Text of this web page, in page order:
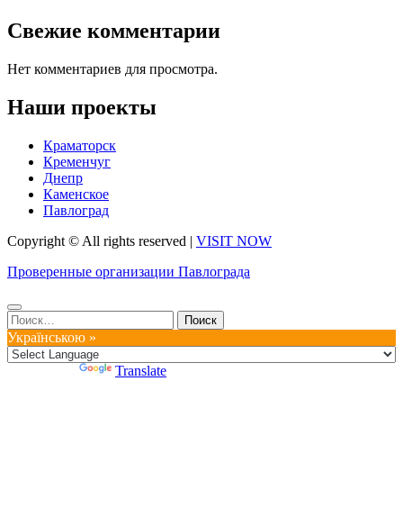
Свежие комментарии
Нет комментариев для просмотра.
Наши проекты
Краматорск
Кременчуг
Днепр
Каменское
Павлоград
Copyright © All rights reserved | VISIT NOW
Проверенные организации Павлограда
Найти:
Українською »
Translate